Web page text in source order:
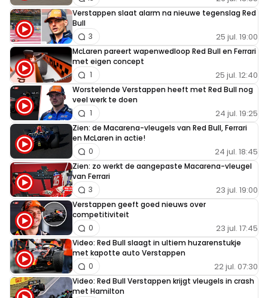
Verstappen slaat alarm na nieuwe tegenslag Red
Bull
25 jul. 19:00
3
McLaren pareert wapenwedloop Red Bull en Ferrari
met eigen concept
25 jul. 12:40
1
Worstelende Verstappen heeft met Red Bull nog
veel werk te doen
24 jul. 19:25
1
Zien: de Macarena-vleugels van Red Bull, Ferrari
en McLaren in actie!
24 jul. 18:45
0
Zien: zo werkt de aangepaste Macarena-vleugel
van Ferrari
23 jul. 19:00
3
Verstappen geeft goed nieuws over
competitiviteit
23 jul. 17:45
0
Video: Red Bull slaagt in ultiem huzarenstukje
met kapotte auto Verstappen
22 jul. 07:30
0
Video: Red Bull Verstappen krijgt vleugels in crash
met Hamilton